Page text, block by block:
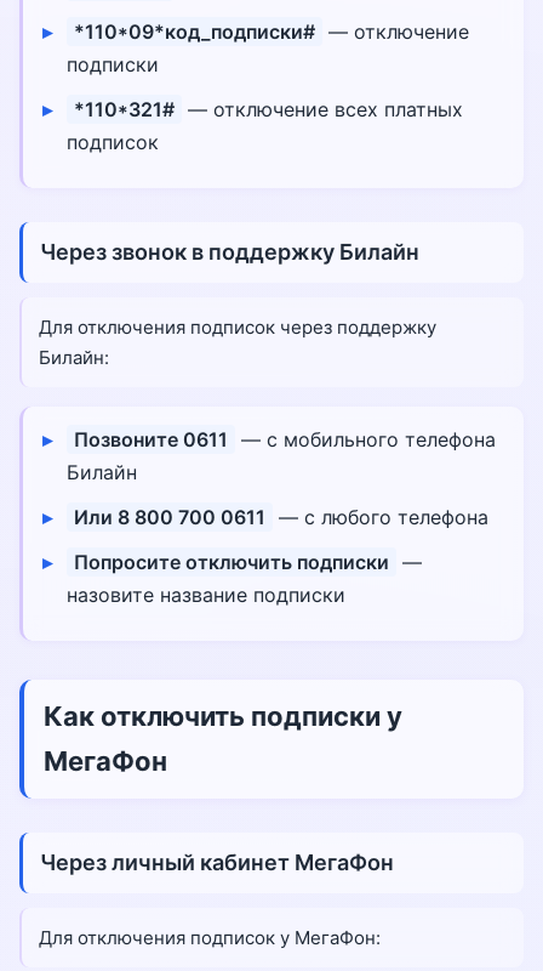
*110*09*код_подписки# — отключение
подписки
*110*321# — отключение всех платных
подписок
Через звонок в поддержку Билайн
Для отключения подписок через поддержку
Билайн:
Позвоните 0611
— с мобильного телефона
Билайн
Или 8 800 700 0611
— с любого телефона
Попросите отключить подписки —
назовите название подписки
Как отключить подписки у
МегаФон
Через личный кабинет МегаФон
Для отключения подписок у МегаФон: